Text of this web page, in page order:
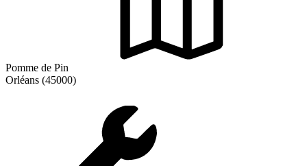
Pomme de Pin
Orléans (45000)